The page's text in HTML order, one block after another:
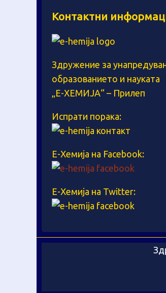
Контактни
Здружение за
образованието и науката
„Е-ХЕМИЈА“ – Прилеп
Испрати порака:
Е-Хемија на Facebook:
Е-Хемија на Twitter: